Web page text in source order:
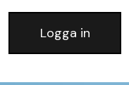
Logga in